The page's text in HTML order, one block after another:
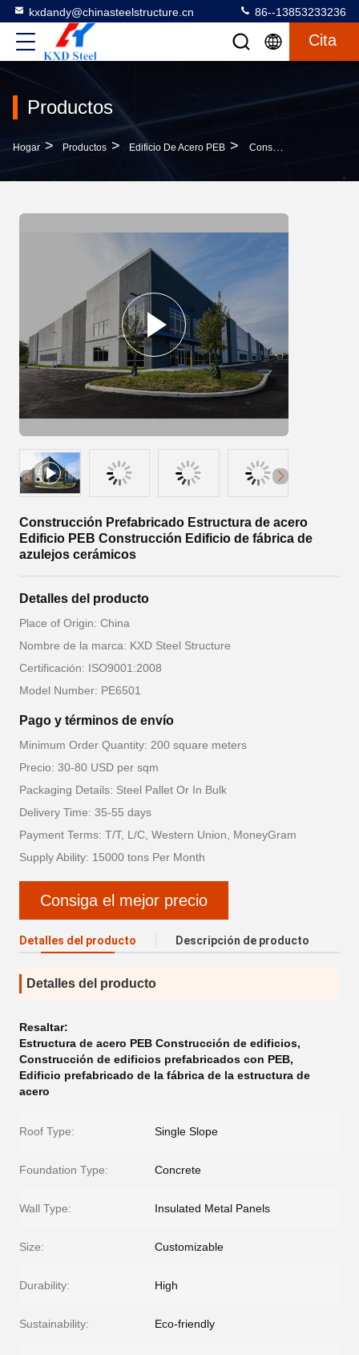
kxdandy@chinasteelstructure.cn 86--13853233236
Cita
Productos
Hogar > Productos > Edificio De Acero PEB > Construcción Prefabricado Estructura De Acero Edificio PEB Construcción Edificio De Fábrica De Azulejos Cerámicos
Construcción Prefabricado Estructura de acero
Edificio PEB Construcción Edificio de fábrica de
azulejos cerámicos
Detalles del producto
Place of Origin: China
Nombre de la marca: KXD Steel Structure
Certificación: ISO9001:2008
Model Number: PE6501
Pago y términos de envío
Minimum Order Quantity: 200 square meters
Precio: 30-80 USD per sqm
Packaging Details: Steel Pallet Or In Bulk
Delivery Time: 35-55 days
Payment Terms: T/T, L/C, Western Union, MoneyGram
Supply Ability: 15000 tons Per Month
Consiga el mejor precio
Detalles del producto Descripción de producto
Detalles del producto
Resaltar:
Estructura de acero PEB Construcción de edificios,
Construcción de edificios prefabricados con PEB,
Edificio prefabricado de la fábrica de la estructura de
acero
Roof Type: Single Slope
Foundation Type: Concrete
Wall Type: Insulated Metal Panels
Size: Customizable
Durability: High
Sustainability: Eco-friendly